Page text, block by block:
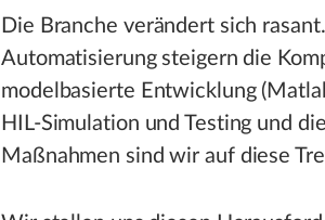
Die Branche verändert sich
Automatisierung steigern die
modelbasierte Entwicklung
HIL-Simulation und Testing und
Maßnahmen sind wir auf diese